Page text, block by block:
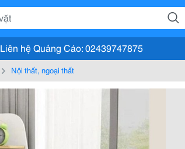
Liên hệ Quảng Cáo: 02439747875
Nội thất, ngoại thất